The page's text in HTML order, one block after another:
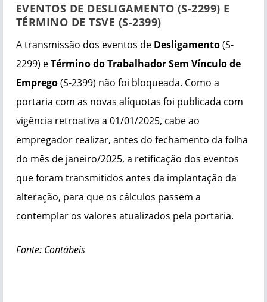
EVENTOS DE DESLIGAMENTO (S-2299) E
TÉRMINO DE TSVE (S-2399)
A transmissão dos eventos de Desligamento(S-
2299) eTérmino do Trabalhador Sem Vínculo de
Emprego(S-2399) não foi bloqueada. Como a
portaria com as novas alíquotas foi publicada com
vigência retroativa a 01/01/2025, cabe ao
empregador realizar, antes do fechamento da folha
do mês de janeiro/2025, a retificação dos eventos
que foram transmitidos antes da implantação da
alteração, para que os cálculos passem a
contemplar os valores atualizados pela portaria.
Fonte: Contábeis